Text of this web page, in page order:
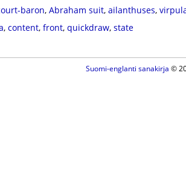
baron, Abraham suit, ailanthuses,
, content, front, quickdraw, state
Suomi-englanti sanakirja ©